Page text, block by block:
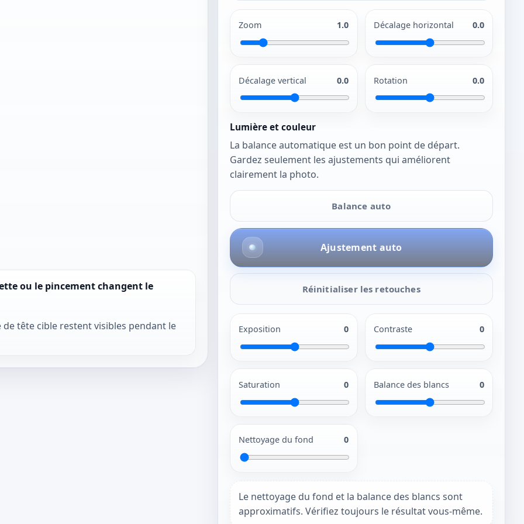
ou le pincement changent le
tête cible restent visibles pendant le
Zoom 1.0 Décalage horizontal 0.0
Décalage vertical 0.0 Rotation 0.0
Lumière et couleur
La balance automatique est un bon point de départ.
Gardez seulement les ajustements qui améliorent
clairement la photo.
Balance auto
Ajustement auto
Réinitialiser les retouches
Exposition 0 Contraste 0
Saturation 0 Balance des blancs 0
Nettoyage du fond 0
Le nettoyage du fond et la balance des blancs sont
approximatifs. Vérifiez toujours le résultat vous-même.